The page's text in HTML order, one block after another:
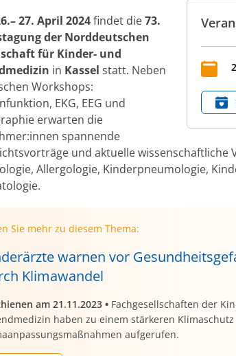
27. April 2024findet die73.
der Norddeutschen
für Kinder- und
in Kassel statt. Neben
Workshops:
EKG, EEG und
erwarten die
spannende
und aktuelle
Allergologie, Kinderpneumologie,
Sie mehr zu diesem Thema:
warnen vor
Klimawandel
am 21.11.2023 • Fachgesellschaften der
haben zu einem stärkeren
aufgerufen.